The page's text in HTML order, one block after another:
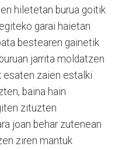
hiletetan burua goitik
garai haietan
bestearen gainetik
jarrita moldatzen
esaten zaien estalki
baina hain
zituzten
joan behar zutenean
ziren mantuk